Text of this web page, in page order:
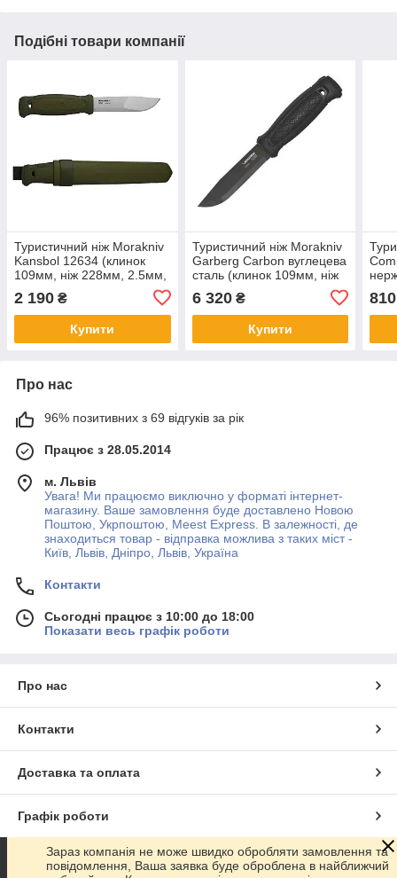
Подібні товари компанії
Туристичний ніж Morakniv
Kansbol 12634 (клинок
109мм, ніж 228мм, 2.5мм,
2 190 ₴
Купити
Туристичний ніж Morakniv
Garberg Carbon вуглецева
сталь (клинок 109мм, ніж
229мм, 3.2мм, 272г, піхви,
чорний)
6 320₴
Купити
810
Про нас
96% позитивних з 69 відгуків за рік
Працює з 28.05.2014
м. Львів
Увага! Ми працюємо виключно у форматі інтернет-
магазину. Ваше замовлення буде доставлено Новою
Поштою, Укрпоштою, Meest Express. В залежності, де
знаходиться товар - відправка можлива з таких міст -
Київ, Львів, Дніпро, Львів, Україна
Контакти
Сьогодні працює з 10:00 до 18:00
Показати весь графік роботи
Про нас
Контакти
Доставка та оплата
Графік роботи
Повна версія сайту
Зараз компанія не може швидко обробляти замовлення та
повідомлення, Ваша заявка буде оброблена в найближчий